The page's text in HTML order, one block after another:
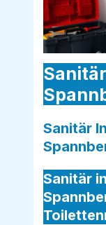
Sanitär
Sanitär